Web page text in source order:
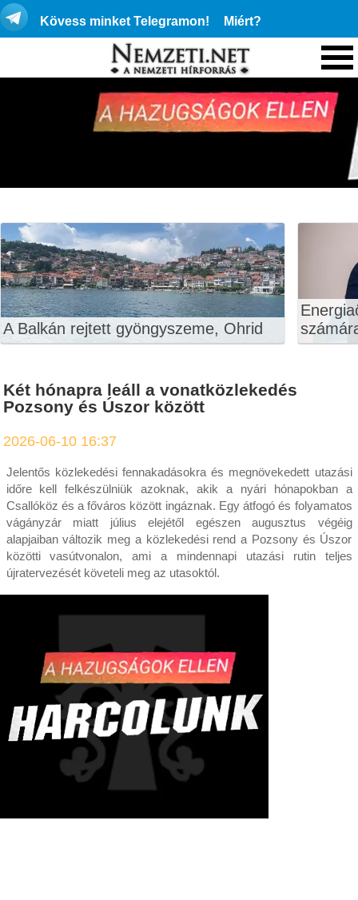
Kövess minket Telegramon! Miért?
A Balkán rejtett gyöngyszeme, Ohrid
Két hónapra leáll a vonatközlekedés
Pozsony és Úszor között
2026-06-10 16:37
Jelentős közlekedési fennakadásokra és megnövekedett utazási
időre kell felkészülniük azoknak, akik a nyári hónapokban a
Csallóköz és a főváros között ingáznak. Egy átfogó és folyamatos
vágányzár miatt július elejétől egészen augusztus végéig
alapjaiban változik meg a közlekedési rend a Pozsony és Úszor
közötti vasútvonalon, ami a mindennapi utazási rutin teljes
újratervezését követeli meg az utasoktól.